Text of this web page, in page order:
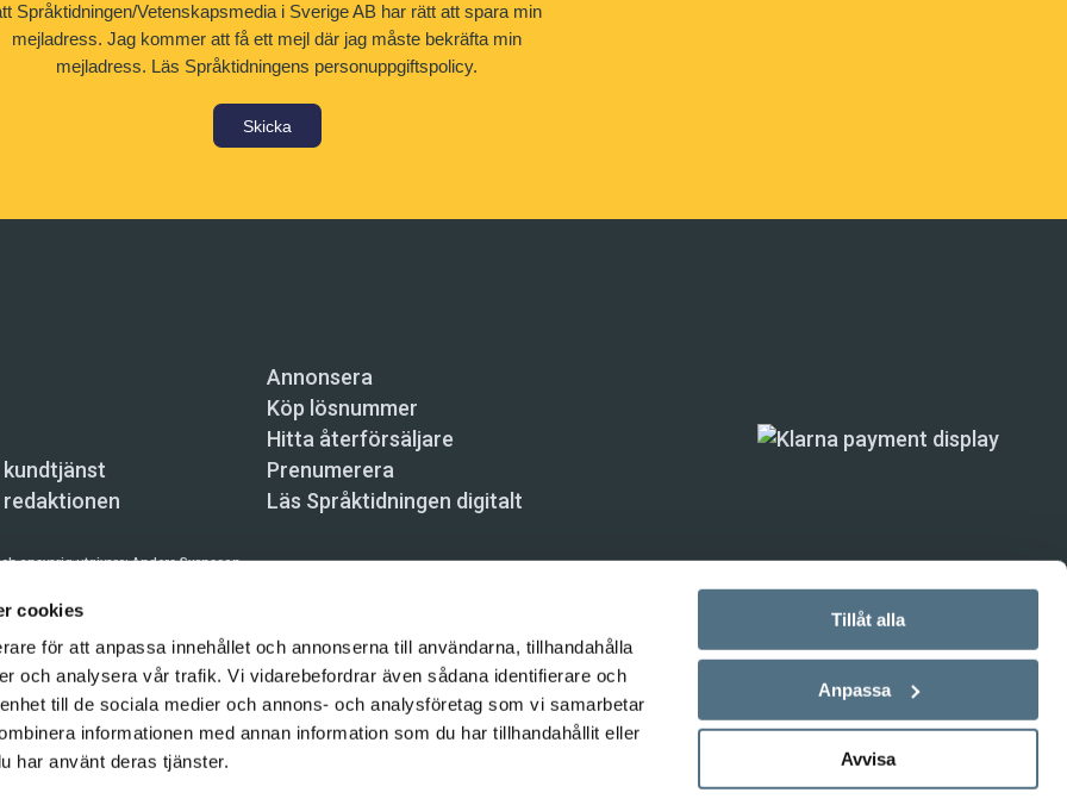
cookies
för att anpassa innehållet och annonserna till användarna, tillhandahålla
och analysera vår trafik. Vi vidarebefordrar även sådana identifierare och
till de sociala medier och annons- och analysföretag som vi samarbetar
informationen med annan information som du har tillhandahållit eller
har använt deras tjänster.
Tillåt alla
Anpassa
Avvisa
Språktidningen/Vetenskapsmedia i Sverige AB har rätt att spara min
mejladress. Jag kommer att få ett mejl där jag måste bekräfta min
mejladress. Läs Språktidningens personuppgiftspolicy.
Skicka
Annonsera
Köp lösnummer
Hitta återförsäljare
Prenumerera
Läs Språktidningen digitalt
ansvarig utgivare:Anders Svensson
Skeppsbron 34, 111 30 Stockholm,
prenumeration: 08-121 062 34 (vardagar 8–17),kundtjanst@spraktidningen.se
automatiska tjänster och maskinläsbara metoder (robotar, spiders, indexering och liknande) är inte
på denna webbplats är upphovsrättsligt skyddat.